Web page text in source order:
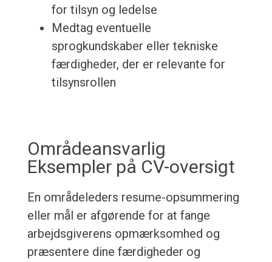
for tilsyn og ledelse
Medtag eventuelle
sprogkundskaber eller tekniske
færdigheder, der er relevante for
tilsynsrollen
Områdeansvarlig
Eksempler på CV-oversigt
En områdeleders resume-opsummering
eller mål er afgørende for at fange
arbejdsgiverens opmærksomhed og
præsentere dine færdigheder og